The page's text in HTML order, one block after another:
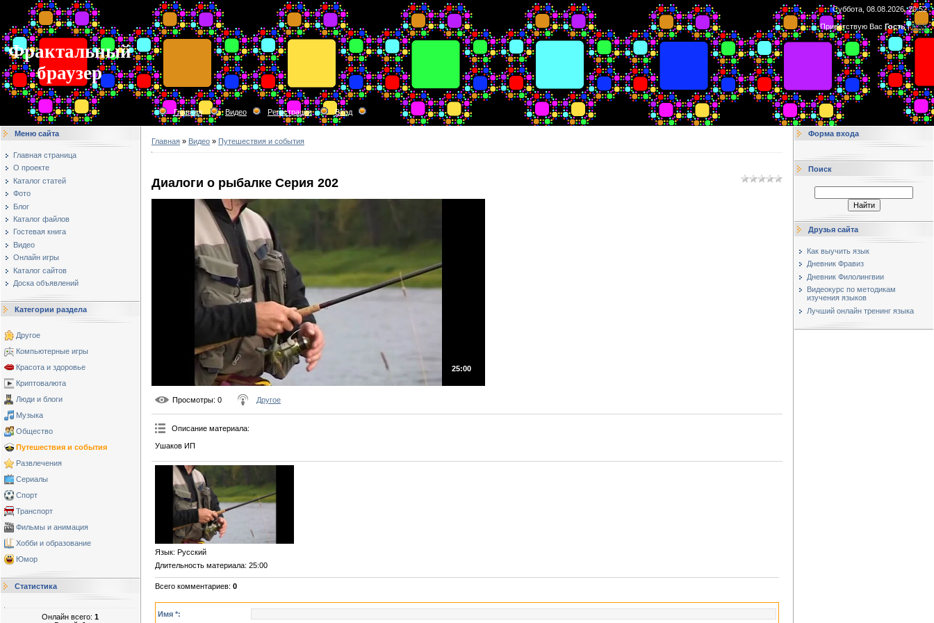
Фрактальный
браузер
Суббота, 08.08.2026, 20:52
Приветствую Вас Гость|RSS
Главная Видео Регистрация Вход
Меню сайта
Главная страница
О проекте
Каталог статей
Фото
Блог
Каталог файлов
Гостевая книга
Видео
Онлайн игры
Каталог сайтов
Доска объявлений
Категории раздела
Другое
Компьютерные игры
Красота и здоровье
Криптовалюта
Люди и блоги
Музыка
Общество
Путешествия и события
Развлечения
Сериалы
Спорт
Транспорт
Фильмы и анимация
Хобби и образование
Юмор
Статистика
Онлайн всего: 1
Главная » Видео » Путешествия и события
Диалоги о рыбалке Серия 202
25:00
Просмотры: 0 Другое
Описание материала:
Ушаков ИП
Язык: Русский
Длительность материала: 25:00
Всего комментариев: 0
Имя *:
Форма входа
Поиск
Друзья сайта
Как выучить язык
Дневник Фравиз
Дневник Филолингвии
Видеокурс по методикам
изучения языков
Лучший онлайн тренинг языка